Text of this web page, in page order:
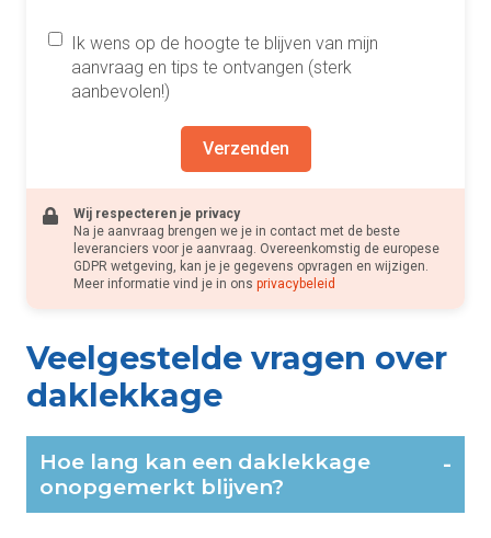
Ik wens op de hoogte te blijven van mijn
aanvraag en tips te ontvangen (sterk
aanbevolen!)
Verzenden
Wij respecteren je privacy
Na je aanvraag brengen we je in contact met de beste
leveranciers voor je aanvraag. Overeenkomstig de europese
GDPR wetgeving, kan je je gegevens opvragen en wijzigen.
Meer informatie vind je in ons privacybeleid
Veelgestelde vragen over
daklekkage
Hoe lang kan een daklekkage
onopgemerkt blijven?
-